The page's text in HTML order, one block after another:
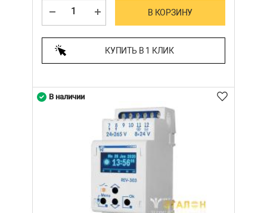
В КОРЗИНУ
КУПИТЬ В 1 КЛИК
В наличии